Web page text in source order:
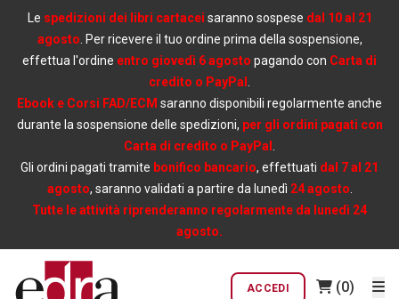
Le spedizioni dei libri cartacei saranno sospese dal 10 al 21
agosto . Per ricevere il tuo ordine prima della sospensione,
effettua l'ordine entro giovedì 6 agosto pagando con Carta di
credito o PayPal
Ebook e Corsi FAD/ECM saranno disponibili regolarmente anche
durante la sospensione delle spedizioni, per gli ordini pagati con
Carta di credito o PayPal
Gli ordini pagati tramite bonifico bancario, effettuati dal 7 al 21
agosto, saranno validati a partire da lunedì 24 agosto
Tutte le attività riprenderanno regolarmente da lunedì 24
agosto.
ACCEDI (0)